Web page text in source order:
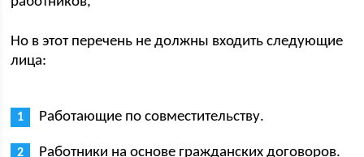
Но в этот перечень не должны входить следующие
лица:
Работающие по совместительству.
Работники на основе гражданских договоров.